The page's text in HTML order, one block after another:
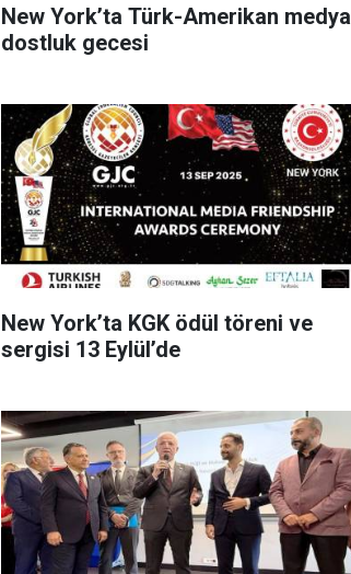
New York’ta Türk-Amerikan medya
dostluk gecesi
New York’ta KGK ödül töreni ve
sergisi 13 Eylül’de